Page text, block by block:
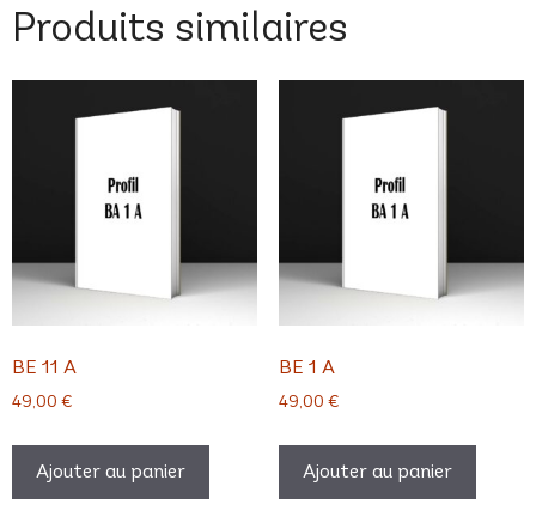
Produits similaires
BE 11 A
49,00 €
Ajouter au panier
BE 1 A
49,00 €
Ajouter au panier